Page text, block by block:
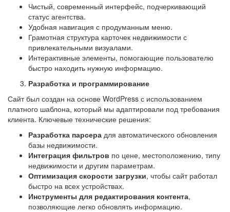
Чистый, современный интерфейс, подчеркивающий
статус агентства.
Удобная навигация с продуманным меню.
Грамотная структура карточек недвижимости с
привлекательными визуалами.
Интерактивные элементы, помогающие пользователю
быстро находить нужную информацию.
Разработка и программирование
Сайт был создан на основе WordPress с использованием
платного шаблона, который мы адаптировали под требования
клиента. Ключевые технические решения:
Разработка парсера для автоматического обновления
базы недвижимости.
Интеграция фильтров по цене, местоположению, типу
недвижимости и другим параметрам.
Оптимизация скорости загрузки, чтобы сайт работал
быстро на всех устройствах.
Инструменты для редактирования контента,
позволяющие легко обновлять информацию.